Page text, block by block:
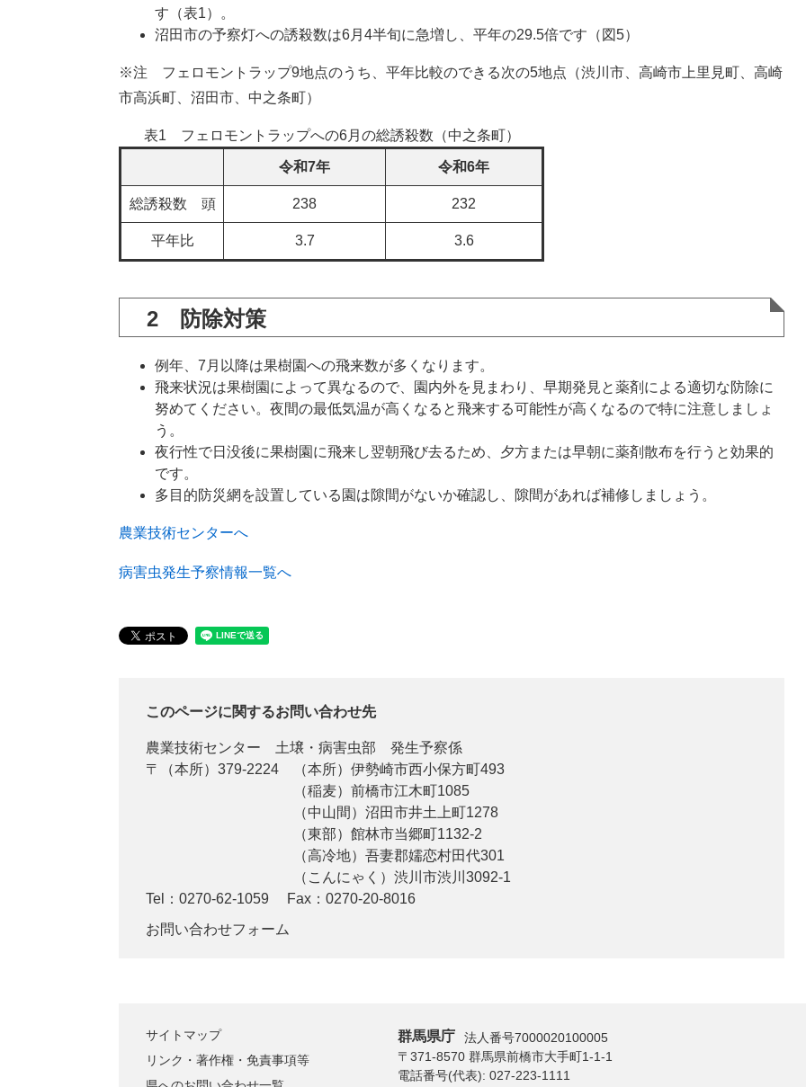
す（表1）。
沼田市の予察灯への誘殺数は6月4半旬に急増し、平年の29.5倍です（図5）
※注 フェロモントラップ9地点のうち、平年比較のできる次の5地点（渋川市、高崎市上里見町、高崎
市高浜町、沼田市、中之条町）
表1 フェロモントラップへの6月の総誘殺数（中之条町）
令和7年 令和6年
総誘殺数 頭 238 232
平年比 3.7 3.6
2 防除対策
例年、7月以降は果樹園への飛来数が多くなります。
飛来状況は果樹園によって異なるので、園内外を見まわり、早期発見と薬剤による適切な防除に
努めてください。夜間の最低気温が高くなると飛来する可能性が高くなるので特に注意しましょ
う。
夜行性で日没後に果樹園に飛来し翌朝飛び去るため、夕方または早朝に薬剤散布を行うと効果的
です。
多目的防災網を設置している園は隙間がないか確認し、隙間があれば補修しましょう。
農業技術センターへ
病害虫発生予察情報一覧へ
このページに関するお問い合わせ先
農業技術センター
土壌・病害虫部 発生予察係
〒（本所）379-2224
（本所）伊勢崎市西小保方町493
（稲麦）前橋市江木町1085
（中山間）沼田市井土上町1278
（東部）館林市当郷町1132-2
（高冷地）吾妻郡嬬恋村田代301
（こんにゃく）渋川市渋川3092-1
Tel：0270-62-1059
Fax：0270-20-8016
お問い合わせフォーム
サイトマップ
リンク・著作権・免責事項等
群馬県庁
法人番号7000020100005
〒371-8570 群馬県前橋市大手町1-1-1
電話番号(代表): 027-223-1111